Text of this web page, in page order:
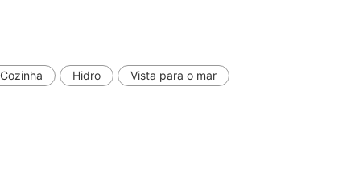
Cozinha Hidro Vista para o mar